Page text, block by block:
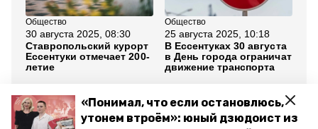
«Понимал, что если остановлюсь,
утонем втроём»: юный дзюдоист из
Общество
30 августа 2025, 08:30
Ставропольский курорт
Ессентуки отмечает 200-
летие
Общество
25 августа 2025, 10:18
В Ессентуках 30 августа
в День города ограничат
движение транспорта
Все новости